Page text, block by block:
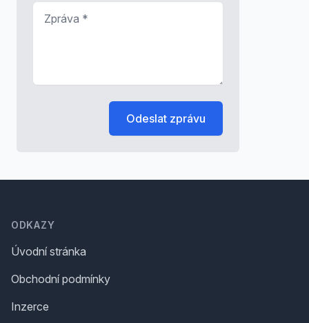
Odeslat zprávu
ODKAZY
Úvodní stránka
Obchodní podmínky
Inzerce